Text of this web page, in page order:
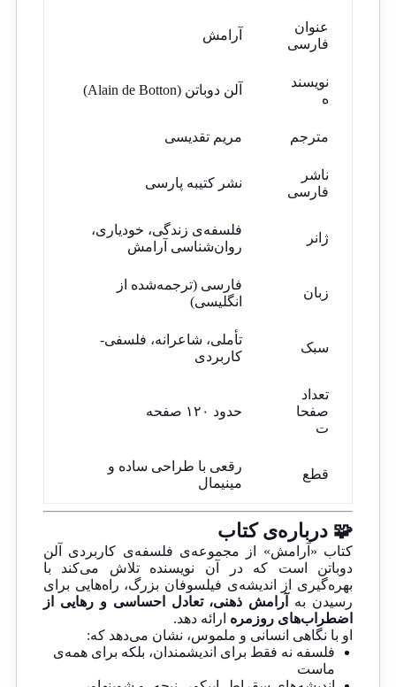
عنوان
فارسی
آرامش
نویسند
ه
آلن دوباتن (Alain de Botton)
مترجم مریم تقدیسی
ناشر
فارسی
نشر کتیبه پارسی
ژانر
فلسفه‌ی زندگی، خودیاری،
روان‌شناسی آرامش
زبان
فارسی (ترجمه‌شده از
انگلیسی)
سبک
تأملی، شاعرانه، فلسفی-
کاربردی
تعداد
صفحا
ت
حدود ۱۲۰ صفحه
قطع
رقعی با طراحی ساده و
مینیمال
🧩 درباره‌ی کتاب
کتاب «آرامش» از مجموعه‌ی فلسفه‌ی کاربردی آلن
دوباتن است که در آن نویسنده تلاش می‌کند با
بهره‌گیری از اندیشه‌ی فیلسوفان بزرگ، راه‌هایی برای
رسیدن به
آرامش ذهنی، تعادل احساسی و رهایی از
اضطراب‌های روزمره ارائه دهد.
او با نگاهی انسانی و ملموس، نشان می‌دهد که:
فلسفه نه فقط برای اندیشمندان، بلکه برای همه‌ی
ماست